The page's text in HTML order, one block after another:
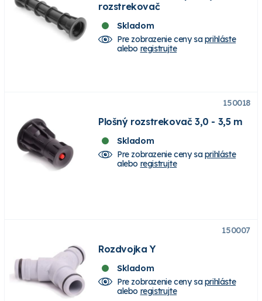
rozstrekovač
Skladom
Pre zobrazenie ceny saprihláste
alebo registrujte
150018
Plošný rozstrekovač 3,0 - 3,5 m
Skladom
Pre zobrazenie ceny saprihláste
alebo registrujte
150007
Rozdvojka Y
Skladom
Pre zobrazenie ceny saprihláste
alebo registrujte